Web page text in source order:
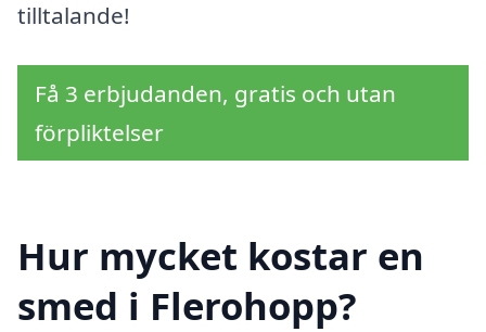
tilltalande!
Få 3 erbjudanden, gratis och utan
förpliktelser
Hur mycket kostar en
smed i Flerohopp?